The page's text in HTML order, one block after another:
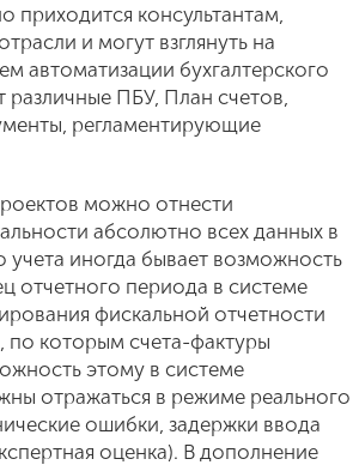
приходится консультантам,
и могут взглянуть на
автоматизации бухгалтерского
различные ПБУ, План счетов,
регламентирующие
можно отнести
абсолютно всех данных в
учета иногда бывает возможность
отчетного периода в системе
фискальной отчетности
которым счета-фактуры
этому в системе
отражаться в режиме реального
ошибки, задержки ввода
оценка). В дополнение